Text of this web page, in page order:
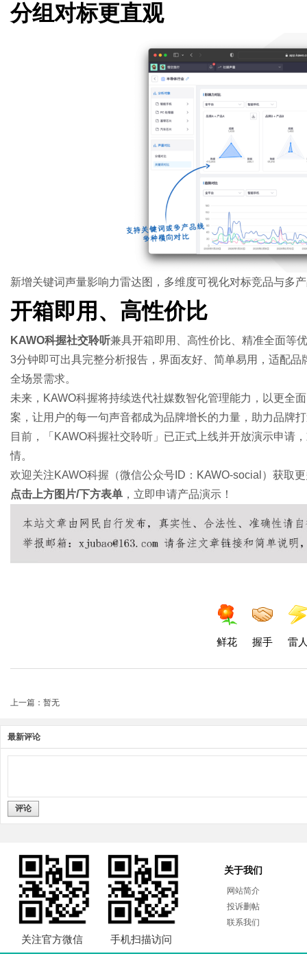
分组对标更直观
新增关键词声量影响力雷达图，多维度可视化对标竞品与多
开箱即用、高性价比
KAWO科握社交聆听兼具开箱即用、高性价比、精准全面等
3分钟即可出具完整分析报告，界面友好、简单易用，适配
全场景需求。
未来，KAWO科握将持续迭代社媒数智化管理能力，以更全
案，让用户的每一句声音都成为品牌增长的力量，助力品牌
目前，「KAWO科握社交聆听」已正式上线并开放演示申请
情。
欢迎关注KAWO科握（微信公众号ID：KAWO-social）获取
点击上方图片/下方表单 ，立即申请产品演示！
鲜花 握手 雷
上一篇：暂无
最新评论
评论
关注官方微信 手机扫描访问
关于我们
网站简介
投诉删帖
联系我们